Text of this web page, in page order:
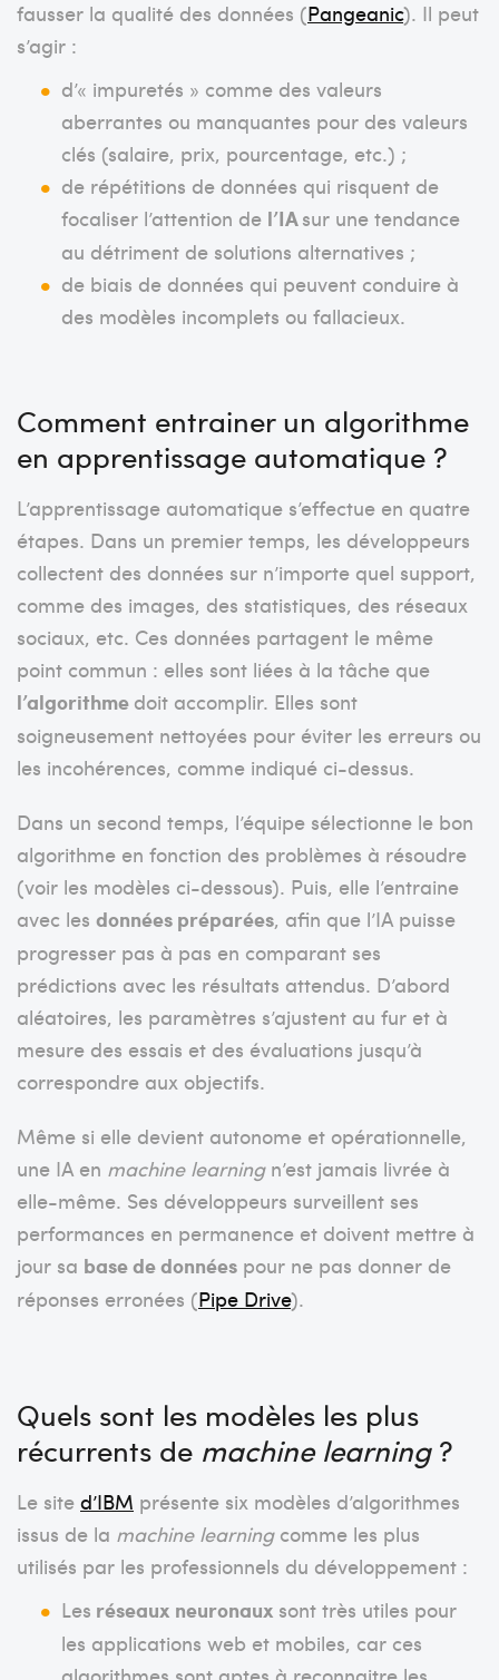
fausser la qualité des données (Pangeanic). Il peut
s’agir :
d’« impuretés » comme des valeurs
aberrantes ou manquantes pour des valeurs
clés (salaire, prix, pourcentage, etc.) ;
de répétitions de données qui risquent de
focaliser l’attention de l’IAsur une tendance
au détriment de solutions alternatives ;
de biais de données qui peuvent conduire à
des modèles incomplets ou fallacieux.
Comment entrainer un algorithme
en apprentissage automatique ?
L’apprentissage automatique s’effectue en quatre
étapes. Dans un premier temps, les développeurs
collectent des données sur n’importe quel support,
comme des images, des statistiques, des réseaux
sociaux, etc. Ces données partagent le même
point commun : elles sont liées à la tâche que
l’algorithme doit accomplir. Elles sont
soigneusement nettoyées pour éviter les erreurs ou
les incohérences, comme indiqué ci-dessus.
Dans un second temps, l’équipe sélectionne le bon
algorithme en fonction des problèmes à résoudre
(voir les modèles ci-dessous). Puis, elle l’entraine
avec les données préparées, afin que l’IA puisse
progresser pas à pas en comparant ses
prédictions avec les résultats attendus. D’abord
aléatoires, les paramètres s’ajustent au fur et à
mesure des essais et des évaluations jusqu’à
correspondre aux objectifs.
Même si elle devient autonome et opérationnelle,
une IA en machine learningn’est jamais livrée à
elle-même. Ses développeurs surveillent ses
performances en permanence et doivent mettre à
jour sa base de données pour ne pas donner de
réponses erronées (Pipe Drive).
Quels sont les modèles les plus
récurrents de machine learning ?
Le site d’IBM présente six modèles d’algorithmes
issus de la machine learningcomme les plus
utilisés par les professionnels du développement :
Les réseaux neuronaux sont très utiles pour
les applications web et mobiles, car ces